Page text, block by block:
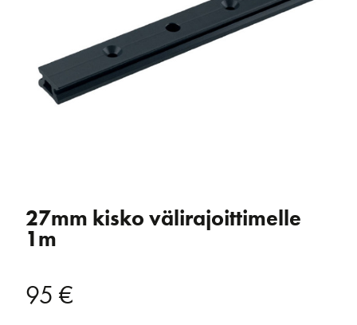
27mm kisko välirajoittimelle
1m
95 €